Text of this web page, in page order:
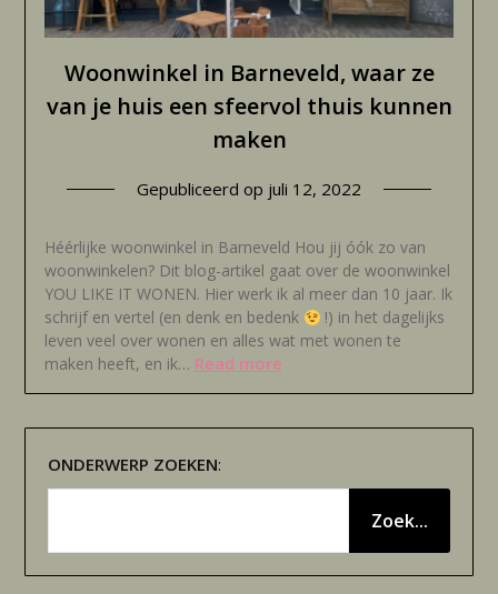
Woonwinkel in Barneveld, waar ze
van je huis een sfeervol thuis kunnen
maken
Gepubliceerd op juli 12, 2022
Héérlijke woonwinkel in Barneveld Hou jij óók zo van
woonwinkelen? Dit blog-artikel gaat over de woonwinkel
YOU LIKE IT WONEN. Hier werk ik al meer dan 10 jaar. Ik
schrijf en vertel (en denk en bedenk
!) in het dagelijks
leven veel over wonen en alles wat met wonen te
maken heeft, en ik… Read more
ONDERWERP ZOEKEN:
Zoek...